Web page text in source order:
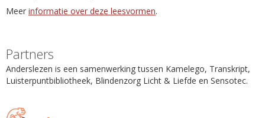
Meer informatie over deze leesvormen.
Partners
Anderslezen is een samenwerking tussen Kamelego, Transkript,
Luisterpuntbibliotheek, Blindenzorg Licht & Liefde en Sensotec.